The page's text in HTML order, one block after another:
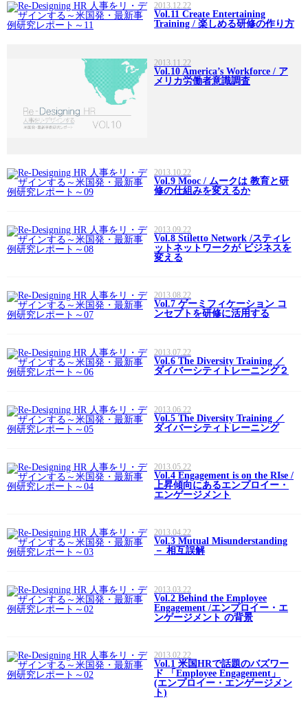
2013.12.22
Vol.11 Create Entertaining
Training / 楽しめる研修の作り方
2013.11.22
Vol.10 America’s Workforce / ア
メリカ労働者意識調査
2013.10.22
Vol.9 Mooc / ムークは 教育と研
修の仕組みを変えるか
2013.09.22
Vol.8 Stiletto Network /スティレ
ットネットワークが ビジネスを
変える
2013.08.22
Vol.7 ゲーミフィケーション コ
ンセプトを研修に活用する
2013.07.22
Vol.6 The Diversity Training ／
ダイバーシティトレーニング２
2013.06.22
Vol.5 The Diversity Training ／
ダイバーシティトレーニング
2013.05.22
Vol.4 Engagement is on the RIse /
上昇傾向にあるエンプロイー・
エンゲージメント
2013.04.22
Vol.3 Mutual Misunderstanding
－ 相互誤解
2013.03.22
Vol.2 Behind the Employee
Engagement /エンプロイー・エ
ンゲージメント の背景
2013.02.22
Vol.1 米国HRで話題のバズワー
ド 「Employee Engagement」
(エンプロイー・エンゲージメン
ト)